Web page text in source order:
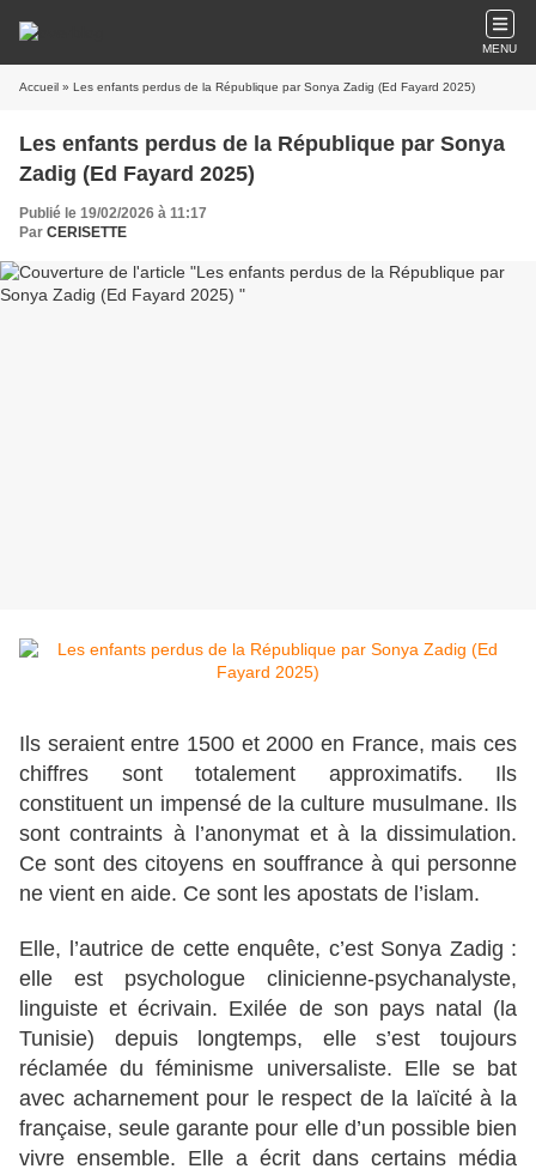
MENU
Accueil » Les enfants perdus de la République par Sonya Zadig (Ed Fayard 2025)
Les enfants perdus de la République par Sonya
Zadig (Ed Fayard 2025)
Publié le 19/02/2026 à 11:17
Par CERISETTE
Ils seraient entre 1500 et 2000 en France, mais ces
chiffres sont totalement approximatifs. Ils
constituent un impensé de la culture musulmane. Ils
sont contraints à l’anonymat et à la dissimulation.
Ce sont des citoyens en souffrance à qui personne
ne vient en aide. Ce sont les apostats de l’islam.
Elle, l’autrice de cette enquête, c’est Sonya Zadig :
elle est psychologue clinicienne-psychanalyste,
linguiste et écrivain. Exilée de son pays natal (la
Tunisie) depuis longtemps, elle s’est toujours
réclamée du féminisme universaliste. Elle se bat
avec acharnement pour le respect de la laïcité à la
française, seule garante pour elle d’un possible bien
vivre ensemble. Elle a écrit dans certains média